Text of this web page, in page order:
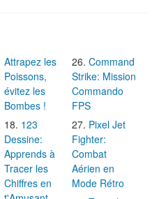
Attrapez les
Poissons,
évitez les
Bombes !
123
Dessine:
Apprends à
Tracer les
Chiffres en
t'Amusant
Command
Strike: Mission
Commando
FPS
Pixel Jet
Fighter:
Combat
Aérien en
Mode Rétro